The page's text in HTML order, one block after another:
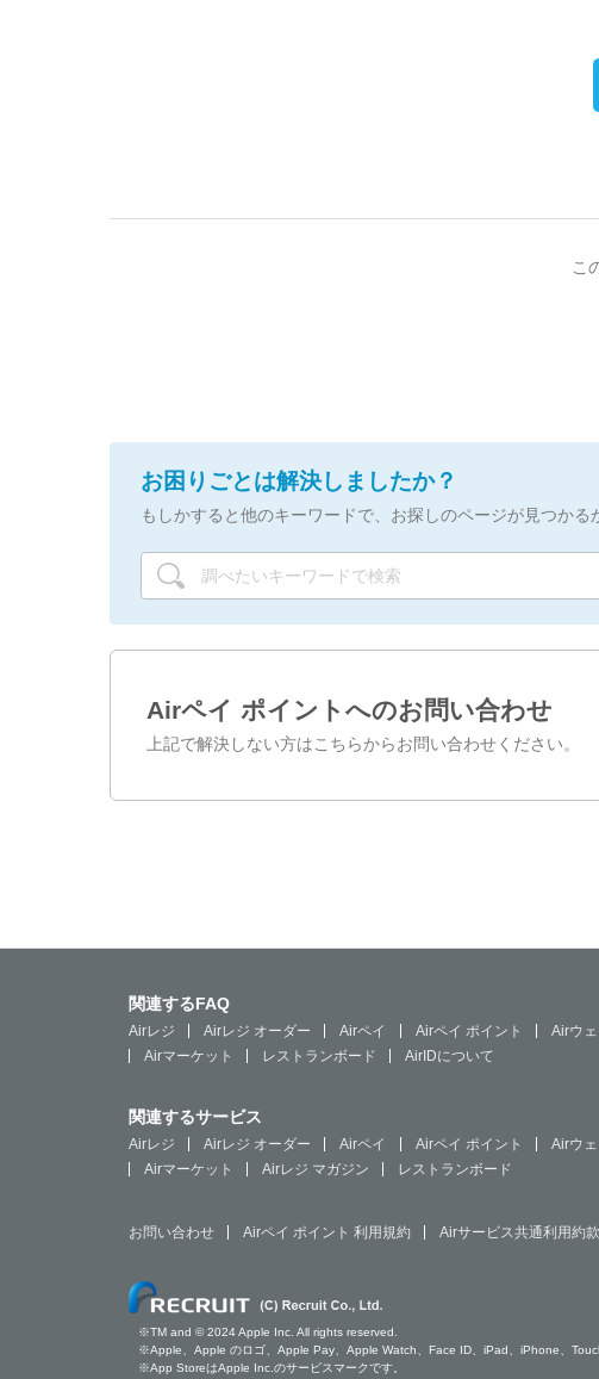
こ
お困りごとは解決しましたか？
もしかすると他のキーワードで、お探しのページが見つかる
Airペイ ポイントへのお問い合わせ
上記で解決しない方はこちらからお問い合わせください。
関連するFAQ
Airレジ Airレジ オーダー Airペイ Airペイ ポイント Airウェ
Airマーケット
レストランボード AirIDについて
関連するサービス
Airレジ Airレジ オーダー Airペイ Airペイ ポイント Airウェ
Airマーケット
Airレジ マガジン レストランボード
お問い合わせ Airペイ ポイント 利用規約 Airサービス共通利用約款
※TM and © 2024 Apple Inc. All rights reserved.
※Apple、Apple のロゴ、Apple Pay、Apple Watch、Face ID、iPad、iPhone、
※App StoreはApple Inc.のサービスマークです。